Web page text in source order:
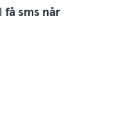
få sms når